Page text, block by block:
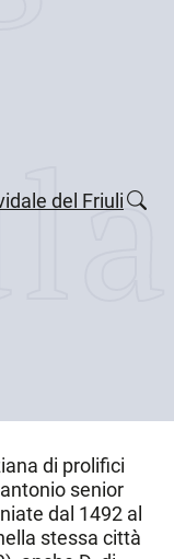
del Friuli
di prolifici
senior
dal 1492 al
stessa città